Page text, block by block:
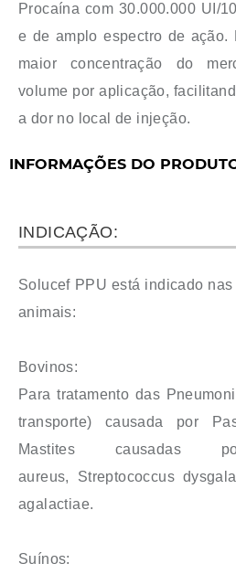
Procaína com 30.000.000 UI/
e de amplo espectro de ação.
maior concentração do
volume por aplicação,
a dor no local de injeção.
INFORMAÇÕES DO
INDICAÇÃO:
Solucef PPU está indicado
animais:
Bovinos:
Para tratamento das
transporte) causada por
Mastites causadas
aureus, Streptococcus
agalactiae.
Suínos: